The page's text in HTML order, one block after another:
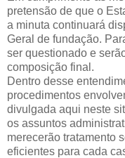
pretensão de que o
a minuta continuará
Geral de fundação.
ser questionado e
composição final.
Dentro desse
procedimentos
divulgada aqui neste
os assuntos
merecerão tratamento
eficientes para cada